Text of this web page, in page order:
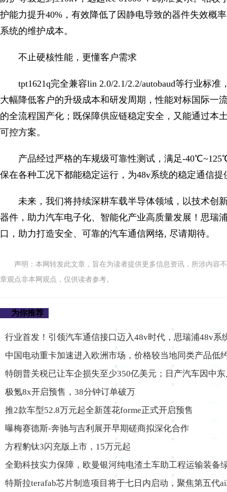
护能力提升40%，有效降低了因静电导致的器件失效概
系统的维护成本。
不止硬核性能，更懂客户需求
tpt1621q完全兼容lin 2.0/2.1/2.2/autobaud等行业标
大幅降低客户的升级成本和研发周期，性能对标国际一
的全流程国产化；既保障供应链稳定安全，又能通过本
可控方案。
产品经过严格的车规级可靠性测试，满足-
保在各种工况下都能稳定运行，为48v系统的稳定通信提
未来，我们将持续深耕车载半导体领域，以技术创
器件，助力汽车电子化、智能化产业高质量发展！思瑞
口，助力打造安全、可靠的汽车通信网络, 尽请期待。
声明：本网转发此文章，旨在为读者提供更多信息资讯，所涉内容
章观点非本网观点，仅供读者参考。
为你推荐
行业首发！引领汽车通信接口迈入48v时代，思瑞浦48v系
中国电动重卡加速进入欧洲市场，价格较当地同类产品低
特朗普关税已让车企损失至少350亿美元；日产汽车因中
极氪8x开启预售，38分钟订单破万
推2款车型52.8万元起全新莲花forme正式开启预售
曝梅赛德斯-奔驰与吉利展开早期磋商拟深化合作
方程豹钛3闪充版上市，15万元起
全勤科技实力保障，欧曼银河纯电渣土车助工程运输装备
特斯拉terafab芯片制造项目将于七日内启动，聚焦第五代